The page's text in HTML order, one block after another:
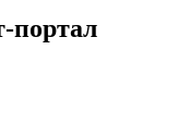
портал